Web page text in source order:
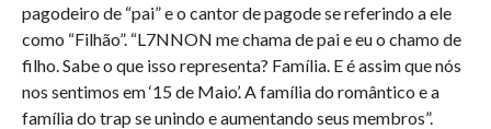
pagodeiro de “pai” e o cantor de pagode se referindo a ele
como “Filhão”. “L7NNON me chama de pai e eu o chamo de
filho. Sabe o que isso representa? Família. E é assim que nós
nos sentimos em ‘15 de Maio’. A família do romântico e a
família do trap se unindo e aumentando seus membros”.